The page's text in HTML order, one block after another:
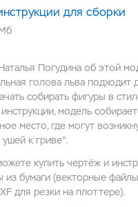
для сборки
Погудина об этой
голова льва подходит
собирать фигуры в
модель
место, где могут
к гриве".
купить чертёж и
из бумаги (векторные
для резки на плоттере).